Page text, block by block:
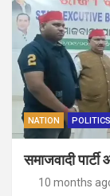
NATION POLITICS
समाजवादी
10 months